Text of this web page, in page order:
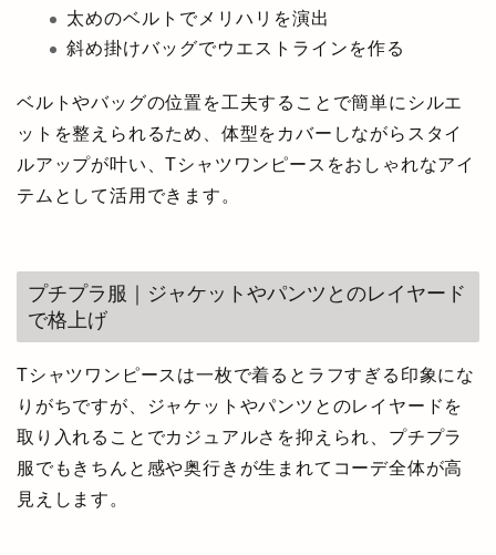
太めのベルトでメリハリを演出
斜め掛けバッグでウエストラインを作る
ベルトやバッグの位置を工夫することで簡単にシルエ
ットを整えられるため、体型をカバーしながらスタイ
ルアップが叶い、Tシャツワンピースをおしゃれなアイ
テムとして活用できます。
プチプラ服｜ジャケットやパンツとのレイヤード
で格上げ
Tシャツワンピースは一枚で着るとラフすぎる印象にな
りがちですが、ジャケットやパンツとのレイヤードを
取り入れることでカジュアルさを抑えられ、プチプラ
服でもきちんと感や奥行きが生まれてコーデ全体が高
見えします。